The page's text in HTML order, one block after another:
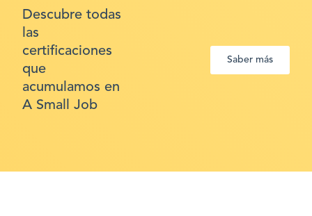
Descubre todas
las
certificaciones
que
acumulamos en
A Small Job
Saber más